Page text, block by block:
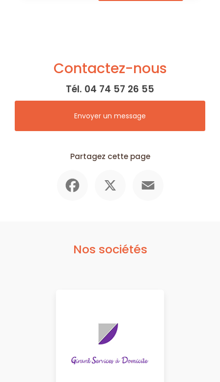
Contactez-nous
Tél. 04 74 57 26 55
Envoyer un message
Partagez cette page
Nos sociétés